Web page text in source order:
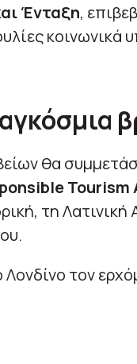
Ένταξη,
κοινωνικά
θα
Tourism
τη Λατινική
τον